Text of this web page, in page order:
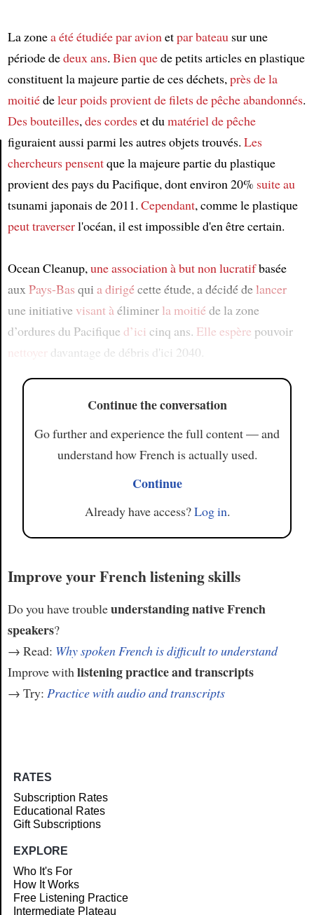
Article
La zonea été étudiéepar avionetpar bateausur une
période dedeux ans. Bien quede petits articles en plastique
constituent la majeure partie de ces déchets,près dela
moitiédeleur poidsprovient defilets de pêcheabandonnés.
Des bouteilles,des cordeset dumatériel de pêche
figuraient aussi parmi les autres objets trouvés. Les
chercheurspensentque la majeure partie du plastique
provient des pays du Pacifique, dont environ 20% suite au
tsunami japonais de 2011. Cependant, comme le plastique
peut traverserl'océan, il est impossible d'en être certain.
Ocean Cleanup,une association à but non lucratifbasée
auxPays-Bas qui a dirigécette étude, a décidé delancer
une initiativevisant àéliminer la moitiéde la zone
d’ordures du Pacifique d’ici cinq ans. Elle espère pouvoir
nettoyer davantage de débris d'ici 2040.
Continue the conversation
Go further and experience the full content — and
understand how French is actually used.
Continue
Already have access?Log in.
Improve your French listening skills
Do you have troubleunderstanding native French
speakers?
→ Read: Why spoken French is difficult to understand
Improve with listening practice and transcripts
→ Try: Practice with audio and transcripts
RATES
Subscription Rates
Educational Rates
Gift Subscriptions
EXPLORE
Who It's For
How It Works
Free Listening Practice
Intermediate Plateau